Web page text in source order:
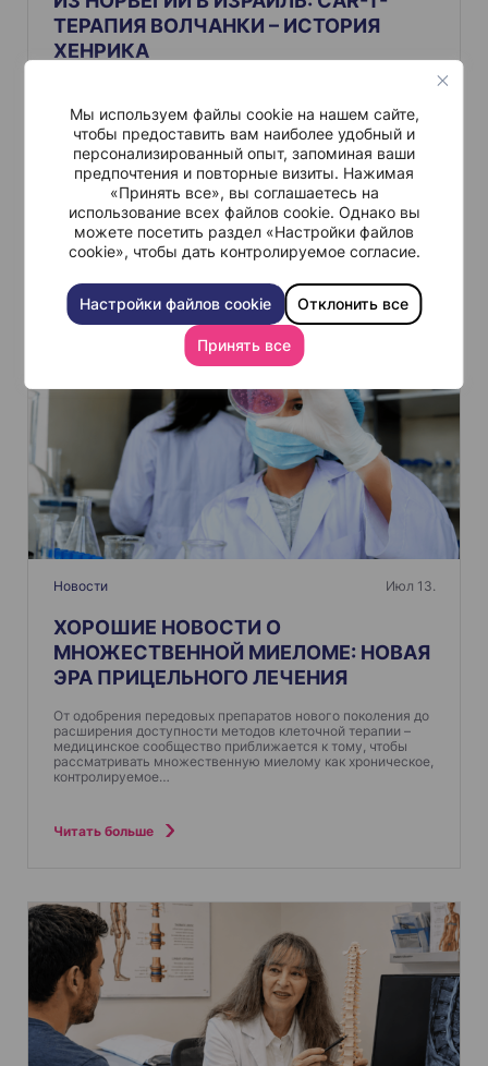
Мы используем файлы cookie на нашем сайте,
чтобы предоставить вам наиболее удобный и
персонализированный опыт, запоминая ваши
предпочтения и повторные визиты. Нажимая
«Принять все», вы соглашаетесь на
использование всех файлов cookie. Однако вы
можете посетить раздел «Настройки файлов
cookie», чтобы дать контролируемое согласие.
Настройки файлов cookie Отклонить все
Принять все
ТЕРАПИЯ ВОЛЧАНКИ – ИСТОРИЯ
ХЕНРИКА
медикаментозную терапию в рамках лечения волчанки,
прежде чем решил заняться поисками альтернативы. В 20
лет он отправился из Норвегии в клинику Шиба в Израиле,
чтобы пройти терапию CAR-T-клетками. Потенциальная
способность этого метода “перезапускать” иммунную
систему при аутоиммунных заболеваниях изучается в
рамках клинических испытаний.
Читать больше
Новости Июл 13.
ХОРОШИЕ НОВОСТИ О
МНОЖЕСТВЕННОЙ МИЕЛОМЕ: НОВАЯ
ЭРА ПРИЦЕЛЬНОГО ЛЕЧЕНИЯ
От одобрения передовых препаратов нового поколения до
расширения доступности методов клеточной терапии –
медицинское сообщество приближается к тому, чтобы
рассматривать множественную миелому как хроническое,
контролируемое…
Читать больше